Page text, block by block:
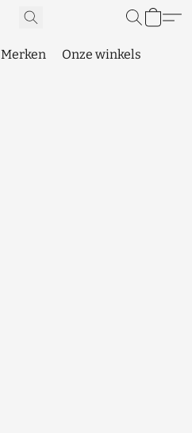
Merken Onze winkels